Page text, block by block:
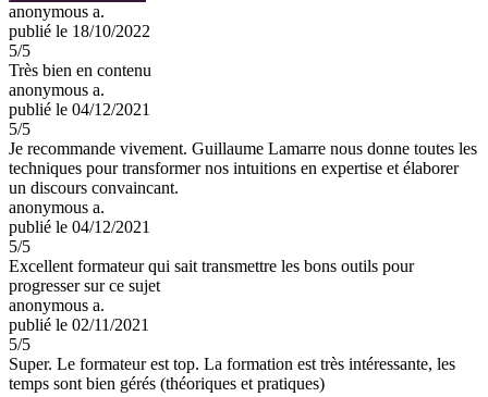
anonymous a.
publié le 18/10/2022
5/5
Très bien en contenu
anonymous a.
publié le 04/12/2021
5/5
Je recommande vivement. Guillaume Lamarre nous donne toutes les
techniques pour transformer nos intuitions en expertise et élaborer
un discours convaincant.
anonymous a.
publié le 04/12/2021
5/5
Excellent formateur qui sait transmettre les bons outils pour
progresser sur ce sujet
anonymous a.
publié le 02/11/2021
5/5
Super. Le formateur est top. La formation est très intéressante, les
temps sont bien gérés (théoriques et pratiques)